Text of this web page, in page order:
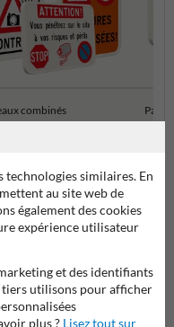
combinés
technologies similaires. En
au site web de
également des cookies
expérience utilisateur
et des identifiants
tiers utilisons pour afficher
plus ? Lisez tout sur